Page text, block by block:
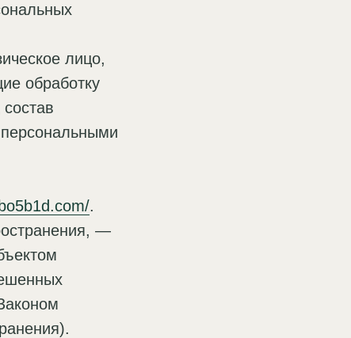
лицо,
обработку
.
—